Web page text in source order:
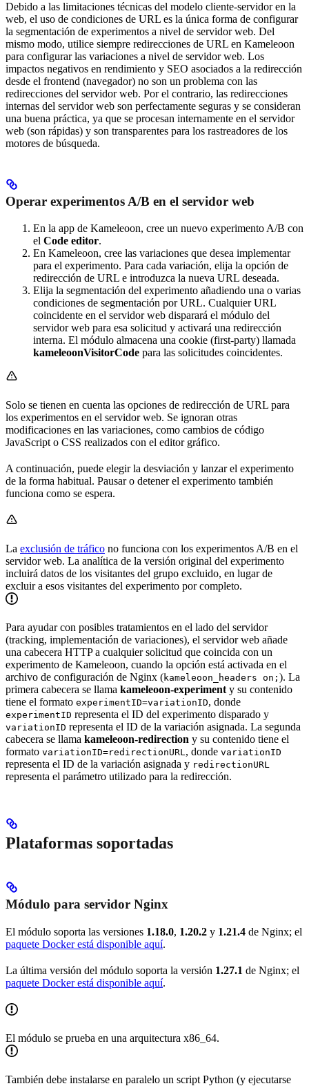
Debido a las limitaciones técnicas del modelo cliente-servidor en la
web, el uso de condiciones de URL es la única forma de configurar
la segmentación de experimentos a nivel de servidor web. Del
mismo modo, utilice siempre redirecciones de URL en Kameleoon
para configurar las variaciones a nivel de servidor web. Los
impactos negativos en rendimiento y SEO asociados a la redirección
desde el frontend (navegador) no son un problema con las
redirecciones del servidor web. Por el contrario, las redirecciones
internas del servidor web son perfectamente seguras y se consideran
una buena práctica, ya que se procesan internamente en el servidor
web (son rápidas) y son transparentes para los rastreadores de los
motores de búsqueda.
Operar experimentos A/B en el servidor web
En la app de Kameleoon, cree un nuevo experimento A/B con
el Code editor.
En Kameleoon, cree las variaciones que desea implementar
para el experimento. Para cada variación, elija la opción de
redirección de URL e introduzca la nueva URL deseada.
Elija la segmentación del experimento añadiendo una o varias
condiciones de segmentación por URL. Cualquier URL
coincidente en el servidor web disparará el módulo del
servidor web para esa solicitud y activará una redirección
interna. El módulo almacena una cookie (first-party) llamada
kameleoonVisitorCode para las solicitudes coincidentes.
Solo se tienen en cuenta las opciones de redirección de URL para
los experimentos en el servidor web. Se ignoran otras
modificaciones en las variaciones, como cambios de código
JavaScript o CSS realizados con el editor gráfico.
A continuación, puede elegir la desviación y lanzar el experimento
de la forma habitual. Pausar o detener el experimento también
funciona como se espera.
La exclusión de tráfico no funciona con los experimentos A/B en el
servidor web. La analítica de la versión original del experimento
incluirá datos de los visitantes del grupo excluido, en lugar de
excluir a esos visitantes del experimento por completo.
Para ayudar con posibles tratamientos en el lado del servidor
(tracking, implementación de variaciones), el servidor web añade
una cabecera HTTP a cualquier solicitud que coincida con un
experimento de Kameleoon, cuando la opción está activada en el
archivo de configuración de Nginx (kameleoon_headers on; ). La
primera cabecera se llama kameleoon-experiment y su contenido
tiene el formato experimentID=variationID, donde
experimentID representa el ID del experimento disparado y
variationID representa el ID de la variación asignada. La segunda
cabecera se llama kameleoon-redirection y su contenido tiene el
formato variationID=redirectionURL , donde variationID
representa el ID de la variación asignada y redirectionURL
representa el parámetro utilizado para la redirección.
Plataformas soportadas
Módulo para servidor Nginx
El módulo soporta las versiones 1.18.0, 1.20.2 y 1.21.4 de Nginx; el
paquete Docker está disponible aquí.
La última versión del módulo soporta la versión 1.27.1 de Nginx; el
paquete Docker está disponible aquí.
El módulo se prueba en una arquitectura x86_64.
También debe instalarse en paralelo un script Python (y ejecutarse